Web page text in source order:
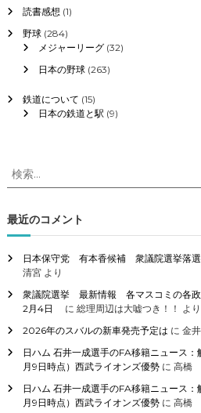
読書感想 (1)
野球(284)
メジャーリーグ(32)
日本の野球(263)
鉄道について (15)
日本の鉄道と駅 (9)
検
索
象
:
最近のコメント
日本保守党 有本香候補 衆議院選挙落
清宮より
衆議院選挙 最新情報 各マスコミの各
2月4日
に 総理周辺は大嘘つき！！ より
2026年のスバルの新車発売予定は に 金
日ハム 石井一成選手のFA移籍ニュース
月9日時点）西武ライオンズ優勢に 高橋
日ハム 石井一成選手のFA移籍ニュース
月9日時点）西武ライオンズ優勢に 高橋